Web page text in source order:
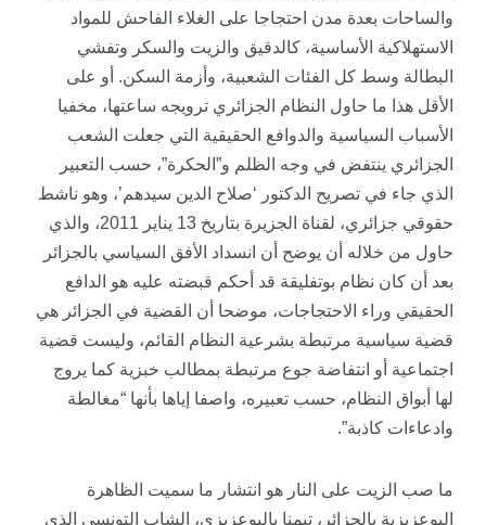
والساحات بعدة مدن احتجاجا على الغلاء الفاحش للمواد
الاستهلاكية الأساسية، كالدقيق والزيت والسكر وتفشي
البطالة وسط كل الفئات الشعبية، وأزمة السكن. أو على
الأقل هذا ما حاول النظام الجزائري ترويجه ساعتها، مخفيا
الأسباب السياسية والدوافع الحقيقية التي جعلت الشعب
الجزائري ينتفض في وجه الظلم و”الحكرة”، حسب التعبير
الذي جاء في تصريح الدكتور ‘صلاح الدين سيدهم’، وهو ناشط
حقوقي جزائري، لقناة الجزيرة بتاريخ 13 يناير 2011، والذي
حاول من خلاله أن يوضح أن انسداد الأفق السياسي بالجزائر
بعد أن كان نظام بوتفليقة قد أحكم قبضته عليه هو الدافع
الحقيقي وراء الاحتجاجات، موضحا أن القضية في الجزائر هي
قضية سياسية مرتبطة بشرعية النظام القائم، وليست قضية
اجتماعية أو انتفاضة جوع مرتبطة بمطالب خبزية كما يروج
لها أبواق النظام، حسب تعبيره، واصفا إياها بأنها “مغالطة
وادعاءات كاذبة”.
ما صب الزيت على النار هو انتشار ما سميت الظاهرة
البوعزيزية بالجزائر، تيمنا بالبوعزيزي، الشاب التونسي الذي